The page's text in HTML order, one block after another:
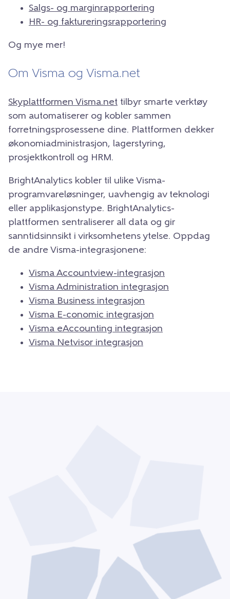
Salgs- og marginrapportering
HR- og faktureringsrapportering
Og mye mer!
Om Visma og Visma.net
Skyplattformen Visma.net tilbyr smarte verktøy
som automatiserer og kobler sammen
forretningsprosessene dine. Plattformen dekker
økonomiadministrasjon, lagerstyring,
prosjektkontroll og HRM.
BrightAnalytics kobler til ulike Visma-
programvareløsninger, uavhengig av teknologi
eller applikasjonstype. BrightAnalytics-
plattformen sentraliserer all data og gir
sanntidsinnsikt i virksomhetens ytelse. Oppdag
de andre Visma-integrasjonene:
Visma Accountview-integrasjon
Visma Administration integrasjon
Visma Business integrasjon
Visma E-conomic integrasjon
Visma eAccounting integrasjon
Visma Netvisor integrasjon